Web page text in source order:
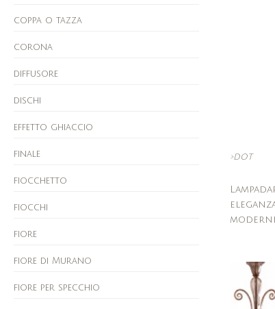
coppa o tazza
corona
diffusore
dischi
effetto ghiaccio
finale
fiocchetto
fiocchi
fiore
fiore di Murano
fiore per specchio
>DOT